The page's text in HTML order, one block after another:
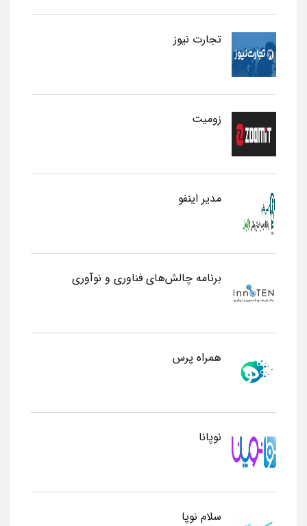
تجارت نیوز
زومیت
مدیر اینفو
برنامه چالش‌های فناوری و نوآوری
همراه پرس
نوپانا
سلام نوپا